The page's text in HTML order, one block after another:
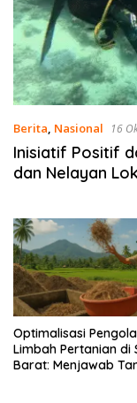
Berita, Nasional 16
Inisiatif Positif
dan Nelayan
Optimalisasi
Limbah Pertanian di
Barat: Menjawab